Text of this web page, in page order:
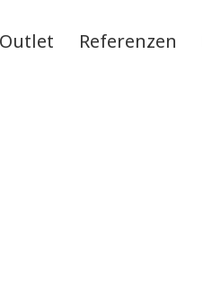
Outlet Referenzen